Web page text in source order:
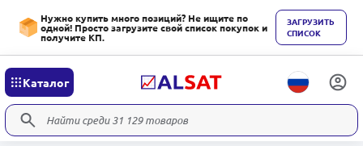
Нужно купить много позиций? Не ищите по
одной! Просто загрузите свой список покупок и
получите КП.
ЗАГРУЗИТЬ
СПИСОК
Каталог